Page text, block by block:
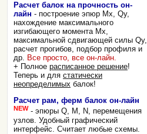
Расчет балок на прочность он-
лайн - построение эпюр Mx, Qy,
нахождение максимального
изгибающего момента Mx,
максимальной сдвигающей силы Qy,
расчет прогибов, подбор профиля и
др. Все просто, все он-лайн.
+ Полное расписанное решение!
Теперь и для статически
неопределимых балок!
Расчет рам, ферм балок он-лайн
NEW - эпюры Q, M, N, перемещения
узлов. Удобный графический
интерфейс. Считает любые схемы.